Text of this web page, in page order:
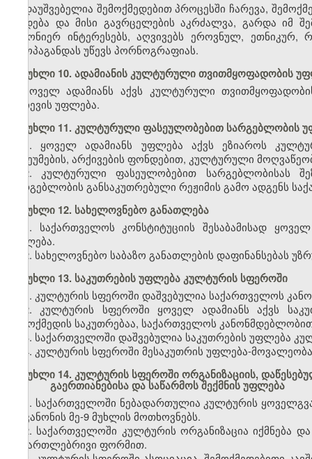
დაუშვებელია შემოქმედებით პროცესში ჩარევა,
დადება და მისი გავრცელების აკრძალვა, გარდა იმ
კანონიერ ინტერესებს, აღვივებს ეროვნულ,
პროპაგანდას უწევს პორნოგრაფიას.
მუხლი 10. ადამიანის კულტურული თვითმყოფადობის
ყოველ ადამიანს აქვს კულტურული
არჩევის უფლება.
მუხლი 11. კულტურული ფასეულობებით სარგებლობის
1. ყოველ ადამიანს უფლება აქვს ეზიაროს
მუზეუმების, არქივების ფონდებით, კულტურული
2. კულტურული ფასეულობებით სარგებლობისას
სარგებლობის განსაკუთრებული რეჟიმის გამო ადგენს
მუხლი 12. სახელოვნებო განათლება
1. საქართველოს კონსტიტუციის შესაბამისად
უფლება.
2. სახელოვნებო საბაზო განათლების დაფინანსებას
მუხლი 13. საკუთრების უფლება კულტურის სფეროში
1. კულტურის სფეროში დაშვებულია საქართველოს
2. კულტურის სფეროში ყოველ ადამიანს აქვს
შემოქმედის საკუთრებაა, საქართველოს
3. საქართველოში დაშვებულია საკუთრების უფლება
4. კულტურის სფეროში მესაკუთრის უფლება-
მუხლი 14. კულტურის სფეროში ორგანიზაციის,
გაერთიანებისა და საწარმოს შექმნის უფლება
1. საქართველოში ნებადართულია კულტურის
ამ კანონის მე-9 მუხლის მოთხოვნებს.
2. საქართველოში კულტურის ორგანიზაცია იქმნება
სამართლებრივი ფორმით.